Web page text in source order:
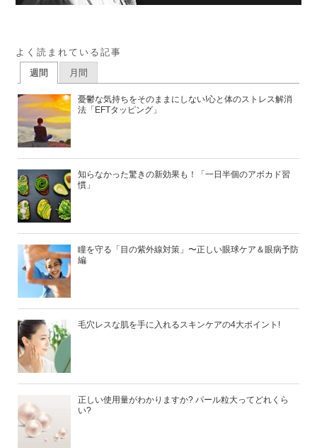
よく読まれている記事
週間 月間
憂鬱な気持ちをそのままにしない!心と体のストレス解消
法「EFTタッピング」
知らなかった驚きの新効果も！「一日半個のアボカド習
慣」
瞳を守る「目の紫外線対策」〜正しい眼球ケア＆眼病予防
編
毛穴レスな肌を手に入れるスキンケアの4大ポイント!
正しい使用量がわかりますか? パール粒大ってどれくら
い?